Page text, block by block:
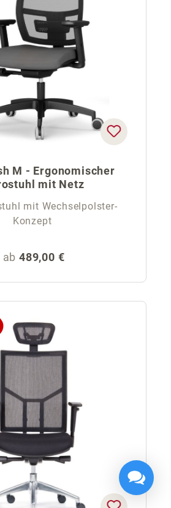
M - Ergonomischer
mit Netz
mit Wechselpolster-
Konzept
Regulärer Preis:
ab 489,00 €